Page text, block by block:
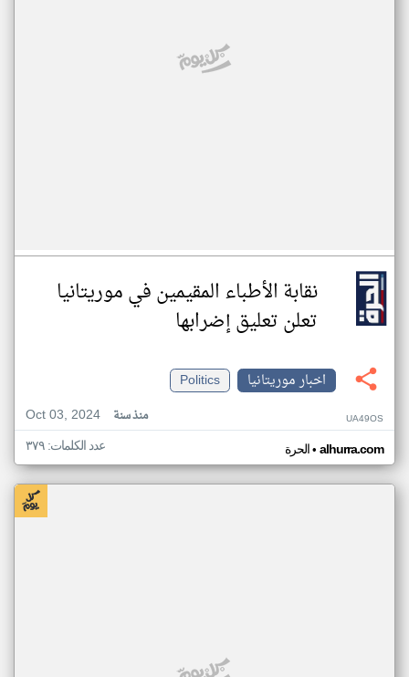
نقابة الأطباء المقيمين في موريتانيا
تعلن تعليق إضرابها
اخبار موريتانيا
Politics
Oct 03, 2024
منذ سنة UA49OS
الحرة• alhurra.com عدد الكلمات: ٣٧٩